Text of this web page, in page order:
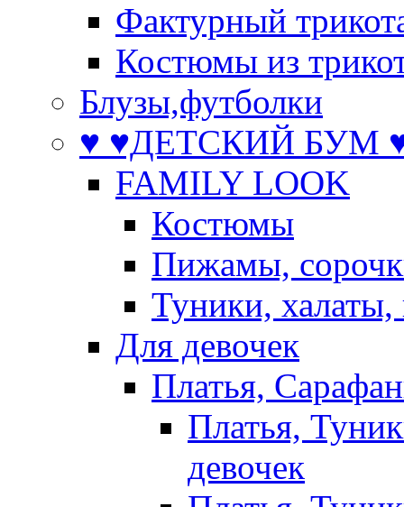
Фактурный
Костюмы из
Блузы,футболки
♥ ♥ДЕТСКИЙ БУМ
FAMILY LOOK
Костюмы
Пижамы,
Туники, халаты,
Для девочек
Платья,
Платья,
девочек